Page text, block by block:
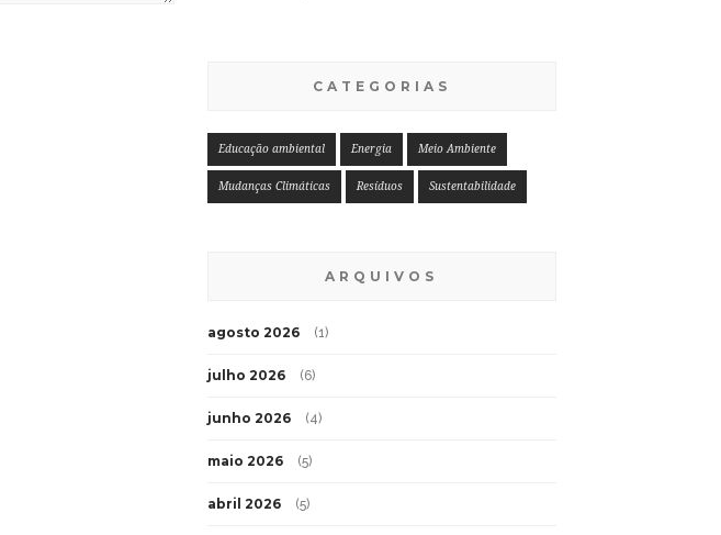
CATEGORIAS
Educação ambiental Energia Meio Ambiente
Mudanças Climáticas Resíduos Sustentabilidade
ARQUIVOS
agosto 2026 (1)
julho 2026 (6)
junho 2026 (4)
maio 2026 (5)
abril 2026 (5)